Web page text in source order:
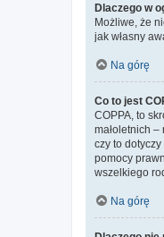
Dlaczego w
Możliwe, że
jak własny
Na górę
Co to jest
COPPA, to
małoletnich
czy to
pomocy
wszelkiego
Na górę